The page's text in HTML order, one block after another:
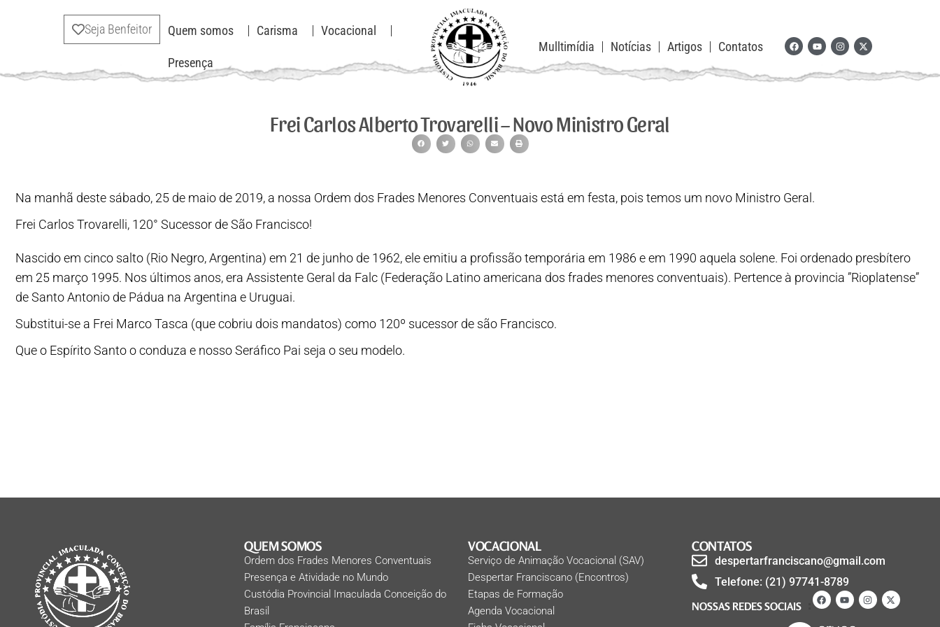
Seja Benfeitor Quem somos Carisma Vocacional
Presença
Mulltimídia Notícias Artigos Contatos
Frei Carlos Alberto Trovarelli – Novo Ministro Geral
Na manhã deste sábado, 25 de maio de 2019, a nossa Ordem dos Frades Menores Conventuais está em festa, pois temos um novo Ministro Geral.
Frei Carlos Trovarelli, 120° Sucessor de São Francisco!
Nascido em cinco salto (Rio Negro, Argentina) em 21 de junho de 1962, ele emitiu a profissão temporária em 1986 e em 1990 aquela solene. Foi ordenado presbítero
em 25 março 1995. Nos últimos anos, era Assistente Geral da Falc (Federação Latino americana dos frades menores conventuais). Pertence à provincia ”Rioplatense”
de Santo Antonio de Pádua na Argentina e Uruguai.
Substitui-se a Frei Marco Tasca (que cobriu dois mandatos) como 120º sucessor de são Francisco.
Que o Espírito Santo o conduza e nosso Seráfico Pai seja o seu modelo.
QUEM SOMOS
Ordem dos Frades Menores Conventuais
Presença e Atividade no Mundo
Custódia Provincial Imaculada Conceição do
Brasil
VOCACIONAL
Serviço de Animação Vocacional (SAV)
Despertar Franciscano (Encontros)
Etapas de Formação
Agenda Vocacional
CONTATOS
despertarfranciscano@gmail.com
Telefone: (21) 97741-8789
NOSSAS REDES SOCIAIS